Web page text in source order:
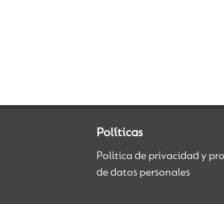
Políticas
Política de privacidad y
de datos personales